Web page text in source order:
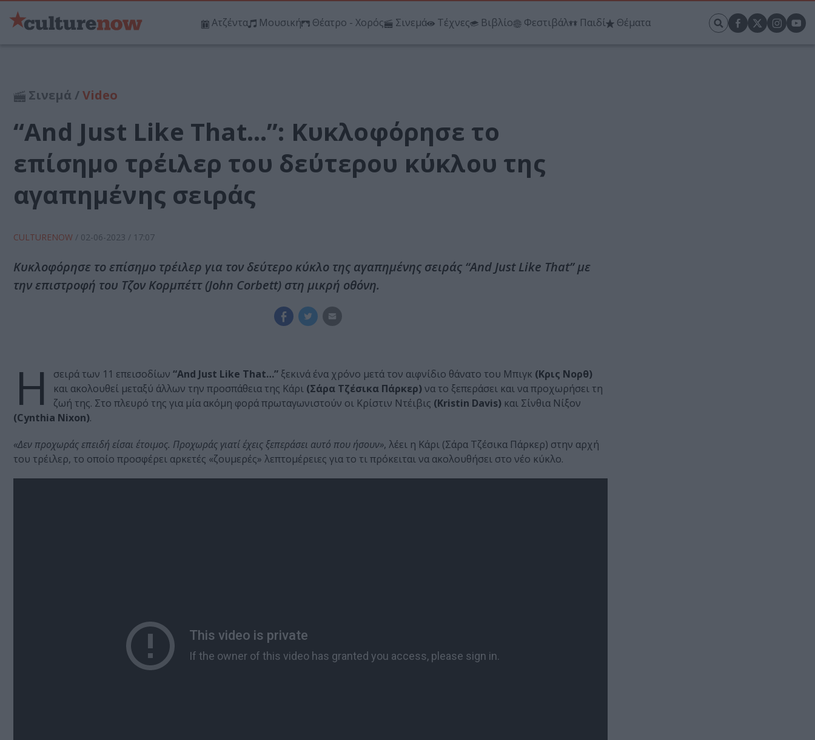
Ατζέντα Μουσική Θέατρο - Χορός Σινεμά Τέχνες Βιβλίο Φεστιβάλ Παιδί Θέματα
Σινεμά /Video
“And Just Like That…”: Κυκλοφόρησε τo
επίσημο τρέιλερ του δεύτερου κύκλου της
αγαπημένης σειράς
CULTURENOW / 02-06-2023 / 17:07
Kυκλοφόρησε το επίσημο τρέιλερ για τον δεύτερο κύκλο της αγαπημένης σειράς “Αnd Just Like That” με
την επιστροφή του Τζον Κορμπέττ (John Corbett) στη μικρή οθόνη.
Η σειρά των 11 επεισοδίων “And Just Like That…” ξεκινά ένα χρόνο μετά τον αιφνίδιο θάνατο του Μπιγκ (Κρις Νορθ)
και ακολουθεί μεταξύ άλλων την προσπάθεια της Κάρι (Σάρα Τζέσικα Πάρκερ) να το ξεπεράσει και να προχωρήσει τη
ζωή της. Στο πλευρό της για μία ακόμη φορά πρωταγωνιστούν οι Κρίστιν Ντέιβις (Kristin Davis) και Σίνθια Νίξον
(Cynthia Nixon).
«Δεν προχωράς επειδή είσαι έτοιμος. Προχωράς γιατί έχεις ξεπεράσει αυτό που ήσουν», λέει η Κάρι (Σάρα Τζέσικα Πάρκερ) στην αρχή
του τρέιλερ, το οποίο προσφέρει αρκετές «ζουμερές» λεπτομέρειες για το τι πρόκειται να ακολουθήσει στο νέο κύκλο.